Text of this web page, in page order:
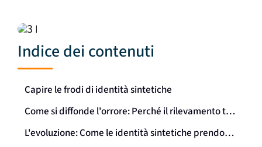
Indice dei contenuti
Capire le frodi di identità sintetiche
Come si diffonde l'orrore: Perché il rilevamento tradizionale fallisce
L'evoluzione: Come le identità sintetiche prendono vita grazie all'IA generativa e alla tecnologia Deepfake